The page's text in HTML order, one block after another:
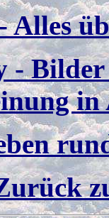
Alles
Bilder